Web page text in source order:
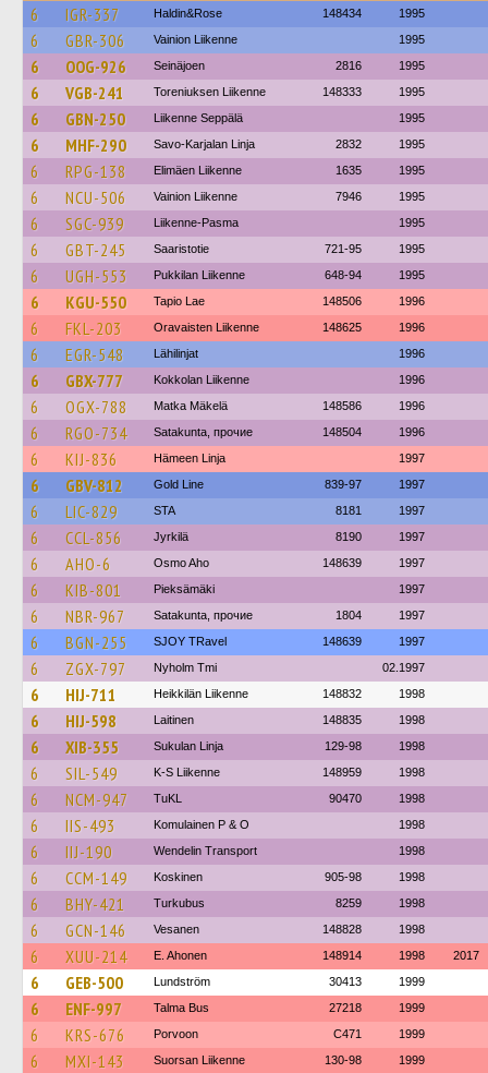
6 IGR-337 Haldin&Rose 148434 1995
6 GBR-306 Vainion Liikenne 1995
6 OOG-926 Seinäjoen 2816 1995
6 VGB-241 Toreniuksen Liikenne 148333 1995
6 GBN-250 Liikenne Seppälä 1995
6 MHF-290 Savo-Karjalan Linja 2832 1995
6 RPG-138 Elimäen Liikenne 1635 1995
6 NCU-506 Vainion Liikenne 7946 1995
6 SGC-939 Liikenne-Pasma 1995
6 GBT-245 Saaristotie 721-95 1995
6 UGH-553 Pukkilan Liikenne 648-94 1995
6 KGU-550 Tapio Lae 148506 1996
6 FKL-203 Oravaisten Liikenne 148625 1996
6 EGR-548 Lähilinjat 1996
6 GBX-777 Kokkolan Liikenne 1996
6 OGX-788 Matka Mäkelä 148586 1996
6 RGO-734 Satakunta, прочие 148504 1996
6 KIJ-836 Hämeen Linja 1997
6 GBV-812 Gold Line 839-97 1997
6 LIC-829 STA 8181 1997
6 CCL-856 Jyrkilä 8190 1997
6 AHO-6 Osmo Aho 148639 1997
6 KIB-801 Pieksämäki 1997
6 NBR-967 Satakunta, прочие 1804 1997
6 BGN-255 SJOY TRavel 148639 1997
6 ZGX-797 Nyholm Tmi 02.1997
6 HIJ-711 Heikkilän Liikenne 148832 1998
6 HIJ-598 Laitinen 148835 1998
6 XIB-355 Sukulan Linja 129-98 1998
6 SIL-549 K-S Liikenne 148959 1998
6 NCM-947 TuKL 90470 1998
6 IIS-493 Komulainen P & O 1998
6 IIJ-190 Wendelin Transport 1998
6 CCM-149 Koskinen 905-98 1998
6 BHY-421 Turkubus 8259 1998
6 GCN-146 Vesanen 148828 1998
6 XUU-214 E. Ahonen 148914 1998 2017
6 GEB-500 Lundström 30413 1999
6 ENF-997 Talma Bus 27218 1999
6 KRS-676 Porvoon C471 1999
6 MXI-143 Suorsan Liikenne 130-98 1999